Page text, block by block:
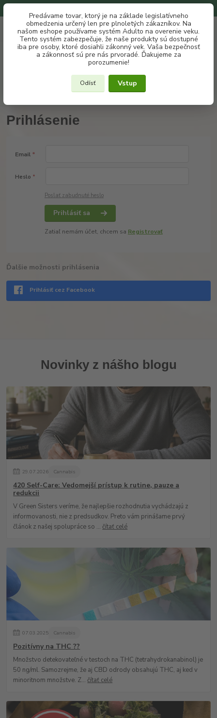
Predávame tovar, ktorý je na základe legislatívneho
obmedzenia určený len pre plnoletých zákazníkov. Na
našom eshope používame systém Adulto na overenie veku.
Tento systém zabezpečuje, že naše produkty sú dostupné
iba pre osoby, ktoré dosiahli zákonný vek. Vaša bezpečnosť
a zákonnosť sú pre nás prvoradé. Ďakujeme za
porozumenie!
Odísť Vstup
EUR
+421 907 302 607
(Po-Pia, 10 -18 hod.)
za€ 0
Prihlásenie
Email *
Heslo *
Poslať zabudnuté heslo
Prihlásiť sa
Zatiaľ nemám účet, chcem sa Registrovať
Ďalšie možnosti prihlásenia
Prihlásiť cez Facebook
Novinky z nášho blogu
29.07.2026 Cannabis
420 Self-Care: Vedomejší prístup k rutine, pauze a
redukcii
V Green Sisters veríme, že najlepšie rozhodnutia vychádzajú z
informovanosti, nie z predsudkov. Preto vám prinášame prvý
článok z našej spolupráce so ... čítať celé
07.03.2025 Cannabis
Pozitívny na THC ??
Množstvo detekovateľné v testoch na THC (tetrahydrokanabinol) je
50 ng/ml. Samozrejme, že aj CBD odrody obsahujú THC, aj ked v
minoritnom množstve. Z... čítať celé